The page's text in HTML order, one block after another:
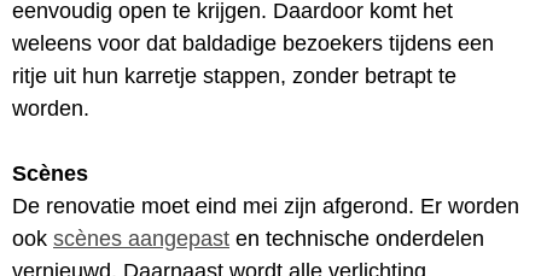
eenvoudig open te krijgen. Daardoor komt het
weleens voor dat baldadige bezoekers tijdens een
ritje uit hun karretje stappen, zonder betrapt te
worden.
Scènes
De renovatie moet eind mei zijn afgerond. Er worden
ook scènes aangepast en technische onderdelen
vernieuwd. Daarnaast wordt alle verlichting